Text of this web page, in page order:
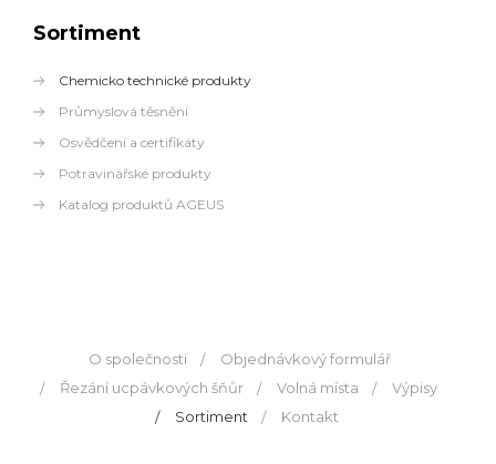
Sortiment
Chemicko technické produkty
Průmyslová těsnění
Osvědčení a certifikáty
Potravinářské produkty
Katalog produktů AGEUS
O společnosti
Objednávkový formulář
Řezání ucpávkových šňůr
Volná místa
Výpisy
Sortiment
Kontakt